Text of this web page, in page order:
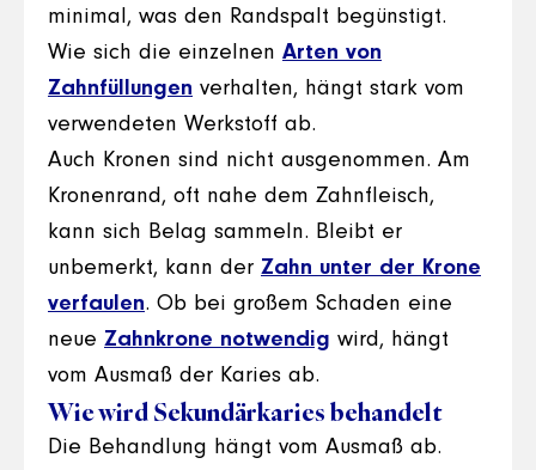
minimal, was den Randspalt begünstigt.
Wie sich die einzelnen Arten von
Zahnfüllungen verhalten, hängt stark vom
verwendeten Werkstoff ab.
Auch Kronen sind nicht ausgenommen. Am
Kronenrand, oft nahe dem Zahnfleisch,
kann sich Belag sammeln. Bleibt er
unbemerkt, kann der Zahn unter der Krone
verfaulen. Ob bei großem Schaden eine
neue Zahnkrone notwendig wird, hängt
vom Ausmaß der Karies ab.
Wie wird Sekundärkaries behandelt
Die Behandlung hängt vom Ausmaß ab.